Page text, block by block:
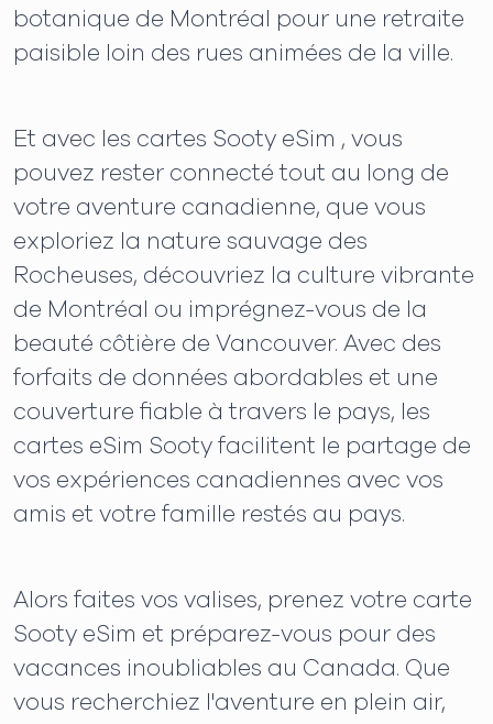
botanique de Montréal pour une retraite
paisible loin des rues animées de la ville.
Et avec les cartes Sooty eSim , vous
pouvez rester connecté tout au long de
votre aventure canadienne, que vous
exploriez la nature sauvage des
Rocheuses, découvriez la culture vibrante
de Montréal ou imprégnez-vous de la
beauté côtière de Vancouver. Avec des
forfaits de données abordables et une
couverture fiable à travers le pays, les
cartes eSim Sooty facilitent le partage de
vos expériences canadiennes avec vos
amis et votre famille restés au pays.
Alors faites vos valises, prenez votre carte
Sooty eSim et préparez-vous pour des
vacances inoubliables au Canada. Que
vous recherchiez l'aventure en plein air,